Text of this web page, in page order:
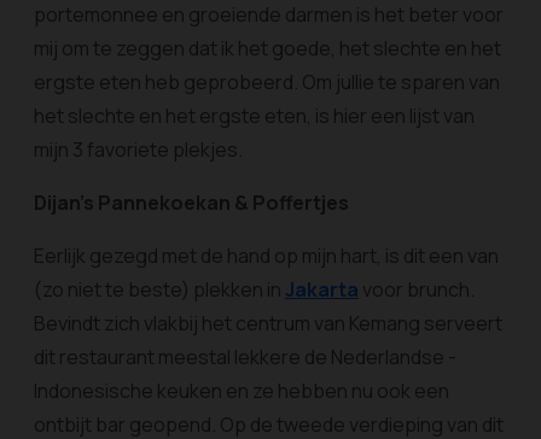
portemonnee en groeiende darmen is het beter voor
mij om te zeggen dat ik het goede, het slechte en het
ergste eten heb geprobeerd. Om jullie te sparen van
het slechte en het ergste eten, is hier een lijst van
mijn 3 favoriete plekjes.
Dijan’s Pannekoekan & Poffertjes
Eerlijk gezegd met de hand op mijn hart, is dit een van
(zo niet te beste) plekken in Jakarta voor brunch.
Bevindt zich vlakbij het centrum van Kemang serveert
dit restaurant meestal lekkere de Nederlandse -
Indonesische keuken en ze hebben nu ook een
ontbijt bar geopend. Op de tweede verdieping van dit